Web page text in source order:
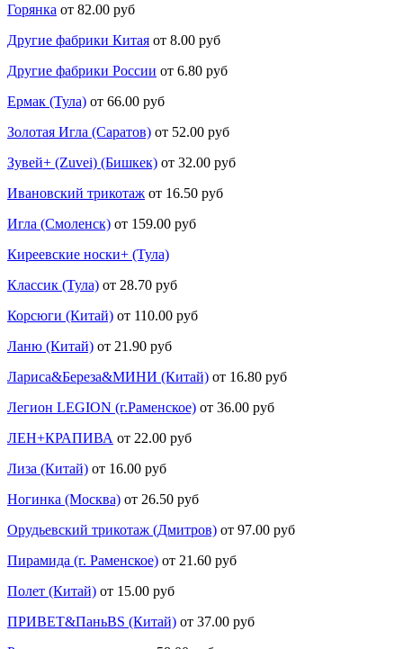
Горянка от 82.00 руб
Другие фабрики Китая от 8.00 руб
Другие фабрики России от 6.80 руб
Ермак (Тула) от 66.00 руб
Золотая Игла (Саратов) от 52.00 руб
Зувей+ (Zuvei) (Бишкек) от 32.00 руб
Ивановский трикотаж от 16.50 руб
Игла (Смоленск) от 159.00 руб
Киреевские носки+ (Тула)
Классик (Тула) от 28.70 руб
Корсюги (Китай) от 110.00 руб
Ланю (Китай) от 21.90 руб
Лариса&Береза&МИНИ (Китай) от 16.80 руб
Легион LEGION (г.Раменское) от 36.00 руб
ЛЕН+КРАПИВА от 22.00 руб
Лиза (Китай) от 16.00 руб
Ногинка (Москва) от 26.50 руб
Орудьевский трикотаж (Дмитров) от 97.00 руб
Пирамида (г. Раменское) от 21.60 руб
Полет (Китай) от 15.00 руб
ПРИВЕТ&ПаньBS (Китай) от 37.00 руб